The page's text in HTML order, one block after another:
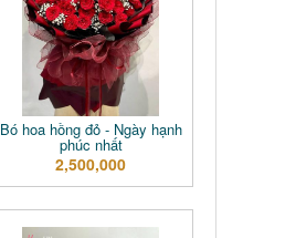
Bó hoa hồng đỏ - Ngày hạnh
phúc nhất
2,500,000